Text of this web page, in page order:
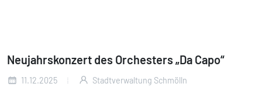
Neujahrskonzert des Orchesters „Da Capo“
11.12.2025 Stadtverwaltung Schmölln